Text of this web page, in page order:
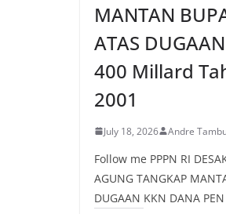
MANTAN
ATAS
400 Millard
2001
July 18, 2026 Andre
Follow me PPPN RI
AGUNG TANGKAP
DUGAAN KKN DANA